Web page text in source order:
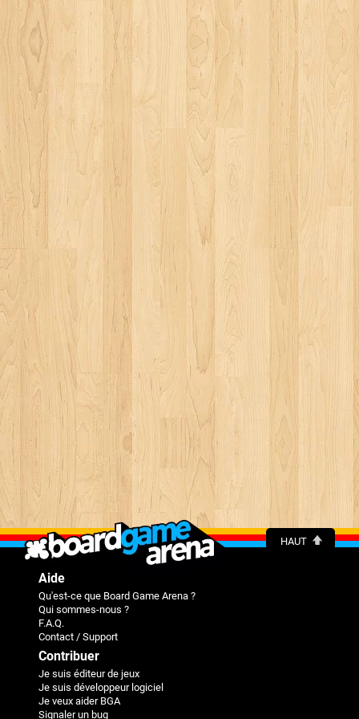
HAUT
Aide
Qu'est-ce que Board Game Arena ?
Qui sommes-nous ?
F.A.Q.
Contact / Support
Contribuer
Je suis éditeur de jeux
Je suis développeur logiciel
Je veux aider BGA
Signaler un bug